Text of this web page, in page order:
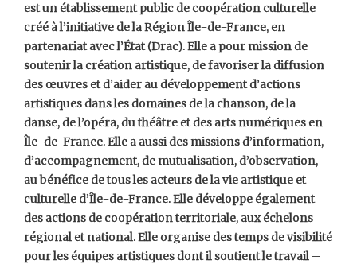
est un établissement public de coopération culturelle
créé à l’initiative de la Région Île-de-France, en
partenariat avec l’État (Drac). Elle a pour mission de
soutenir la création artistique, de favoriser la diffusion
des œuvres et d’aider au développement d’actions
artistiques dans les domaines de la chanson, de la
danse, de l’opéra, du théâtre et des arts numériques en
Île-de-France. Elle a aussi des missions d’information,
d’accompagnement, de mutualisation, d’observation,
au bénéfice de tous les acteurs de la vie artistique et
culturelle d’Île-de-France. Elle développe également
des actions de coopération territoriale, aux échelons
régional et national. Elle organise des temps de visibilité
pour les équipes artistiques dont il soutient le travail –